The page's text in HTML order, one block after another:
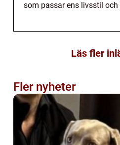
som passar ens livsstil
Läs fler
Fler nyheter